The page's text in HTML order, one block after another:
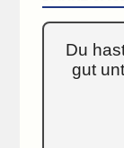
Du
gut